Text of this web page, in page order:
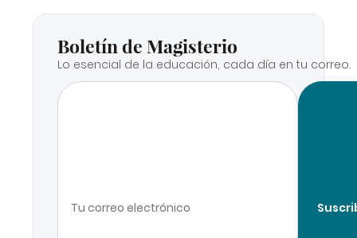
Boletín de Magisterio
Lo esencial de la educación, cada día en tu correo.